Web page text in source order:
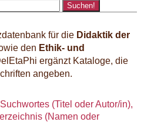
Suchen!
für die Didaktik der
den Ethik- und
ergänzt Kataloge, die
angeben.
(Titel oder Autor/in),
(Namen oder